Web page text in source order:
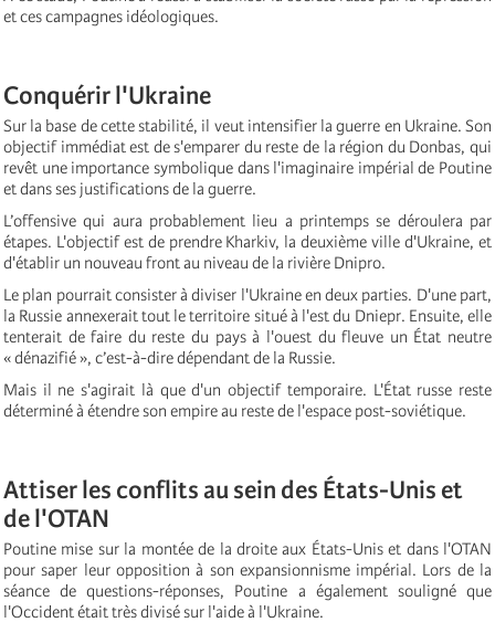
et ces campagnes idéologiques.
Conquérir l'Ukraine
Sur la base de cette stabilité, il veut intensifier la guerre en Ukraine. Son
objectif immédiat est de s'emparer du reste de la région du Donbas, qui
revêt une importance symbolique dans l'imaginaire impérial de Poutine
et dans ses justifications de la guerre.
L’offensive qui aura probablement lieu a printemps se déroulera par
étapes. L'objectif est de prendre Kharkiv, la deuxième ville d'Ukraine, et
d'établir un nouveau front au niveau de la rivière Dnipro.
Le plan pourrait consister à diviser l'Ukraine en deux parties. D'une part,
la Russie annexerait tout le territoire situé à l'est du Dniepr. Ensuite, elle
tenterait de faire du reste du pays à l'ouest du fleuve un État neutre
« dénazifié », c’est-à-dire dépendant de la Russie.
Mais il ne s'agirait là que d'un objectif temporaire. L'État russe reste
déterminé à étendre son empire au reste de l'espace post-soviétique.
Attiser les conflits au sein des États-Unis et
de l'OTAN
Poutine mise sur la montée de la droite aux États-Unis et dans l'OTAN
pour saper leur opposition à son expansionnisme impérial. Lors de la
séance de questions-réponses, Poutine a également souligné que
l'Occident était très divisé sur l'aide à l'Ukraine.